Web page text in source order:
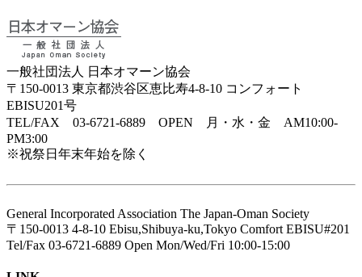
一般社団法人 日本オマーン協会
〒150-0013 東京都渋谷区恵比寿4-8-10 コンフォート
EBISU201号
TEL/FAX 03-6721-6889 OPEN 月・水・金 AM10:00-
PM3:00
※祝祭日年末年始を除く
General Incorporated Association The Japan-Oman Society
〒150-0013 4-8-10 Ebisu,Shibuya-ku,Tokyo Comfort EBISU#201
Tel/Fax 03-6721-6889 Open Mon/Wed/Fri 10:00-15:00